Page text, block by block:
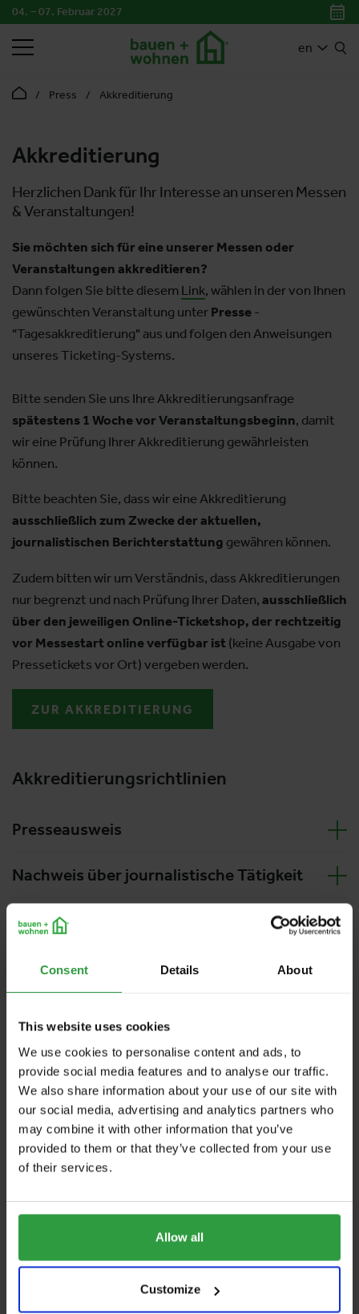
Consent Details About
This website uses cookies
We use cookies to personalise content and ads, to
provide social media features and to analyse our traffic.
We also share information about your use of our site with
our social media, advertising and analytics partners who
may combine it with other information that you’ve
provided to them or that they’ve collected from your use
of their services.
Allow all
Customize
04. – 07. Februar 2027
en
SEARCH
Press Akkreditierung
Akkreditierung
Herzlichen Dank für Ihr Interesse an unseren Messen
& Veranstaltungen!
Sie möchten sich für eine unserer Messen oder
Veranstaltungen akkreditieren?
Dann folgen Sie bitte diesem Link, wählen in der von Ihnen
gewünschten Veranstaltung unter Presse -
"Tagesakkreditierung" aus und folgen den Anweisungen
unseres Ticketing-Systems.
Bitte senden Sie uns Ihre Akkreditierungsanfrage
spätestens 1 Woche vor Veranstaltungsbeginn, damit
wir eine Prüfung Ihrer Akkreditierung gewährleisten
können.
Bitte beachten Sie, dass wir eine Akkreditierung
ausschließlich zum Zwecke der aktuellen,
journalistischen Berichterstattung gewähren können.
Zudem bitten wir um Verständnis, dass Akkreditierungen
nur begrenzt und nach Prüfung Ihrer Daten, ausschließlich
über den jeweiligen Online-Ticketshop, der rechtzeitig
vor Messestart online verfügbar ist (keine Ausgabe von
Pressetickets vor Ort) vergeben werden.
ZUR AKKREDITIERUNG
Akkreditierungsrichtlinien
Presseausweis
Nachweis über journalistische Tätigkeit
Als Pressevertreter auf unseren Veranstaltungen
Punkte:
Vorlage eines gültigen Personaldokumentes mit
Lichtbildeinzufordern.
Ein Recht auf Akkreditierung besteht nicht.
Gegebenenfalls macht der Messeveranstalter von
seinemHausrechtGebrauch.
Gerne akkreditieren wir auch Medienvertreter, die
zwar nicht aktuell, dafür nachweislich regelmäßig über
den Medien maßgeblich zumErfolg unseres
beitragen. Hierbei sind Kopien der
kann die Prüfung Ihres Akkreditierungsgesuches